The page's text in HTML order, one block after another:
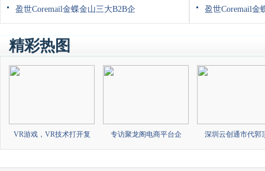
盈世Coremail金蝶金山三大B2B企
盈世Coremail金
精彩热图
VR游戏，VR技术打开复 专访聚龙阁电商平台企 深圳云创通市代郭